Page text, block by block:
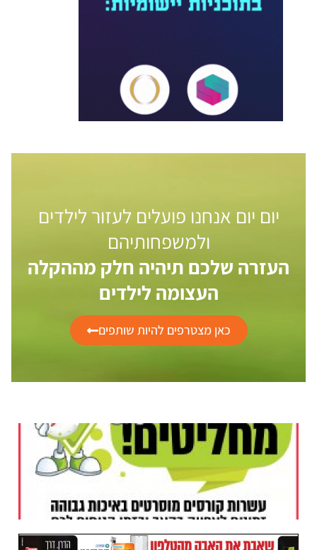
יום יום אנחנו פועלים לעזור לילדים
ולמשפחותיהם
העזרה שלכם תיהיה חלק מההקלה
העצומה לילדים
כאן מצטרפים להיות שותפים